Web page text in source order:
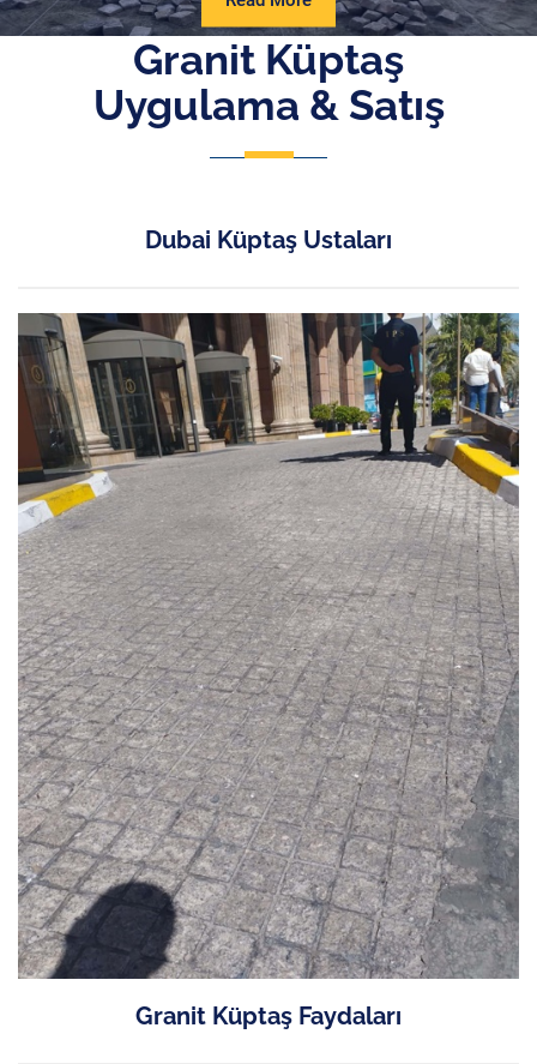
More
Granit Küptaş
Uygulama & Satış
Dubai Küptaş Ustaları
Granit Küptaş Faydaları